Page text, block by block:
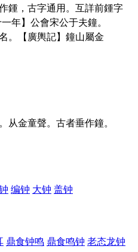
鍾，古字通用。互詳前鍾字
年】公會宋公于夫鐘。
。【廣輿記】鐘山屬金
编钟 大钟 盖钟
鼎食钟鸣 鼎食鸣钟 老态龙钟